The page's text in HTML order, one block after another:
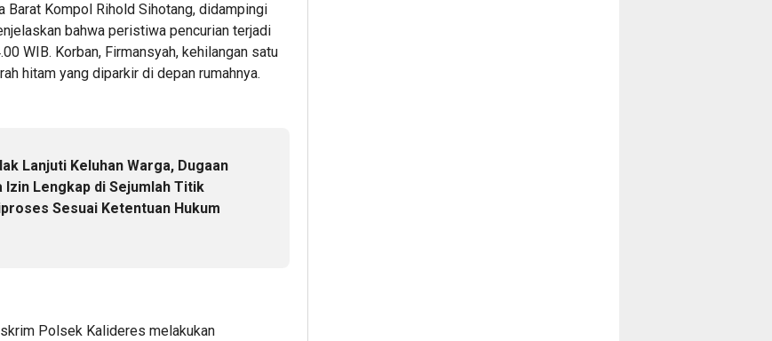
Kompol Rihold Sihotang, didampingi
bahwa peristiwa pencurian terjadi
WIB. Korban, Firmansyah, kehilangan satu
hitam yang diparkir di depan rumahnya.
Lanjuti Keluhan Warga, Dugaan
Izin Lengkap di Sejumlah Titik
Sesuai Ketentuan Hukum
Polsek Kalideres melakukan